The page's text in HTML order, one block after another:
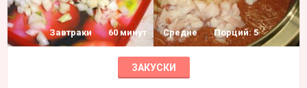
Завтраки 60 минут Средне Порций: 5
ЗАКУСКИ